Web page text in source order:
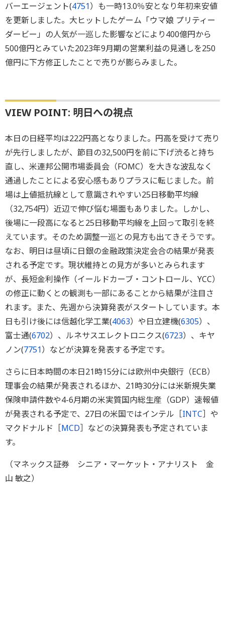
バーエージェント(4751）も一時13.0％安となり年初来安値
を更新しました。大ヒットしたゲーム「ウマ娘 プリティー
ダービー」の人気が一巡した影響などにより400億円から
500億円とみていた2023年9月期の営業利益の見通しを250
億円に下方修正したことで売りが膨らみました。
VIEW POINT: 明日への視点
本日の日経平均は222円高となりました。円高を受けて売り
が先行しましたが、節目の32,500円を前に下げ渋ると持ち
直し、米連邦公開市場委員会（FOMC）を大きな波乱なく
通過したことによる安心感もありプラスに転じました。前
場は上値抵抗線として意識されやすい25日移動平均線
（32,754円）近辺で伸び悩む場面もありました。しかし、
後場に一段高になると25日移動平均線を上回って取引を終
えています。そのため調整一巡との見方も出てきそうです。
なお、明日は昼頃に日銀の金融政策決定会合の結果が発表
される予定です。現状維持との見方が多いとみられます
が、長短金利操作（イールドカーブ・コントロール、YCC）
の修正に動くとの観測も一部にあることから結果が注目さ
れます。また、先週から決算発表がスタートしています。本
日も引け後には信越化学工業(4063）や日立建機(6305）、
富士通(6702）、ルネサスエレクトロニクス(6723）、キヤ
ノン(7751）などが決算を発表する予定です。
さらに日本時間の本日21時15分には欧州中央銀行（ECB）
理事会の結果が発表されるほか、21時30分には米新規失業
保険申請件数や4-6月期の米実質国内総生産（GDP）速報値
が発表される予定で、27日の米国ではインテル［INTC］や
マクドナルド［MCD］などの決算発表も予定されていま
す。
（マネックス証券 シニア・マーケット・アナリスト 金
山 敏之）